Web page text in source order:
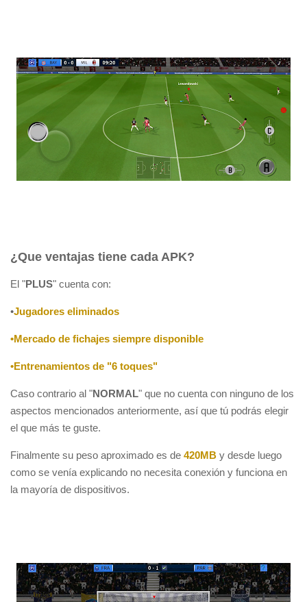
¿Que ventajas tiene cada APK?
El "PLUS" cuenta con:
•Jugadores eliminados
•Mercado de fichajes siempre disponible
•Entrenamientos de "6 toques"
Caso contrario al "NORMAL" que no cuenta con ninguno de los
aspectos mencionados anteriormente, así que tú podrás elegir
el que más te guste.
Finalmente su peso aproximado es de 420MB y desde luego
como se venía explicando no necesita conexión y funciona en
la mayoría de dispositivos.